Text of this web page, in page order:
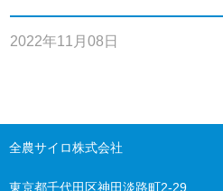
2022年11月08日
全農サイロ株式会社
東京都千代田区神田淡路町2-29